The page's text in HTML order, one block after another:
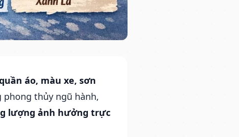
áo, màu xe, sơn
phong thủy ngũ hành,
lượng ảnh hưởng trực